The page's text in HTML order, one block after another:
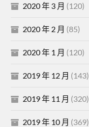
2020 年 3 月 (120)
2020 年 2 月 (85)
2020 年 1 月 (120)
2019 年 12 月 (143)
2019 年 11 月 (320)
2019 年 10 月 (369)